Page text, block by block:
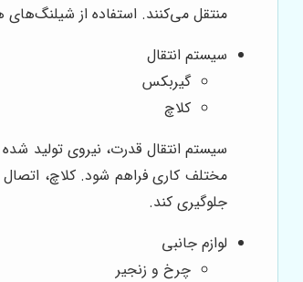
منتقل می‌کنند. استفاده از
سیستم انتقال
گیربکس
کلاچ
سیستم انتقال قدرت، نیروی تولید
مختلف کاری فراهم شود. کلاچ،
جلوگیری کند.
لوازم جانبی
چرخ و زنجیر